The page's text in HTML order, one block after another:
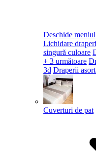
Deschide meniul
Lichidare
singură culoare
+ 3 următoare
3d Draperii
Cuverturi de pat